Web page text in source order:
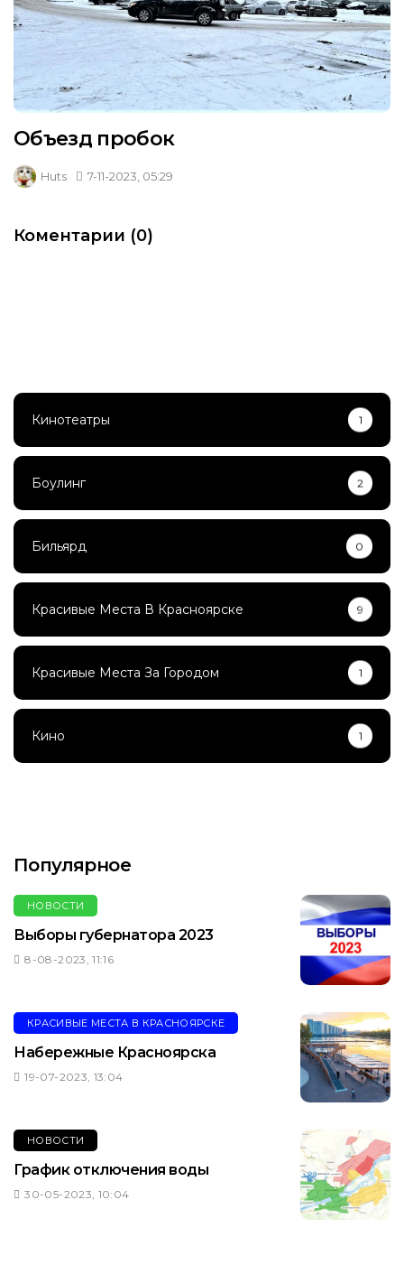
Объезд пробок
Huts 7-11-2023, 05:29
Коментарии (0)
Кинотеатры 1
Боулинг 2
Бильярд 0
Красивые Места В Красноярске 9
Красивые Места За Городом 1
Кино 1
Популярное
НОВОСТИ
Выборы губернатора 2023
8-08-2023, 11:16
КРАСИВЫЕ МЕСТА В КРАСНОЯРСКЕ
Набережные Красноярска
19-07-2023, 13:04
НОВОСТИ
График отключения воды
30-05-2023, 10:04